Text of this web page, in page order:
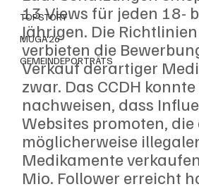
TOPSTORY
MUGA'26
GEMEINDEPORTRÄTS
13 Views für jeden 18-
Jährigen. Die
verbieten die
Verkauf derartiger
zwar. Das CCDH
nachweisen, dass
Websites promoten, die
möglicherweise
Medikamente
Mio. Follower erreicht